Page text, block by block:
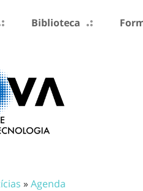
Biblioteca
»Agenda